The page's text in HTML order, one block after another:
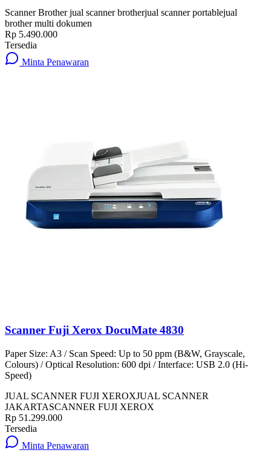
Scanner Brother jual scanner brotherjual scanner portablejual
brother multi dokumen
Rp 5.490.000
Tersedia
Minta Penawaran
Scanner Fuji Xerox DocuMate 4830
Paper Size: A3 / Scan Speed: Up to 50 ppm (B&W, Grayscale,
Colours) / Optical Resolution: 600 dpi / Interface: USB 2.0 (Hi-
Speed)
JUAL SCANNER FUJI XEROXJUAL SCANNER
JAKARTASCANNER FUJI XEROX
Rp 51.299.000
Tersedia
Minta Penawaran